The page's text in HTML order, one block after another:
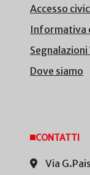
Accesso
Informativa
Dove siamo
CONTATTI
Via